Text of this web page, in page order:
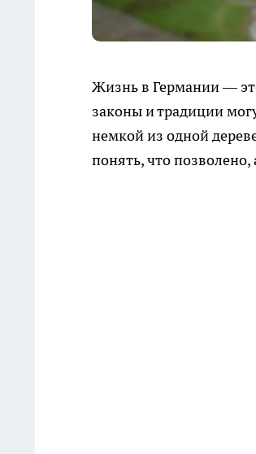
Жизнь в Германии —
законы и традиции
немкой из одной
понять, что